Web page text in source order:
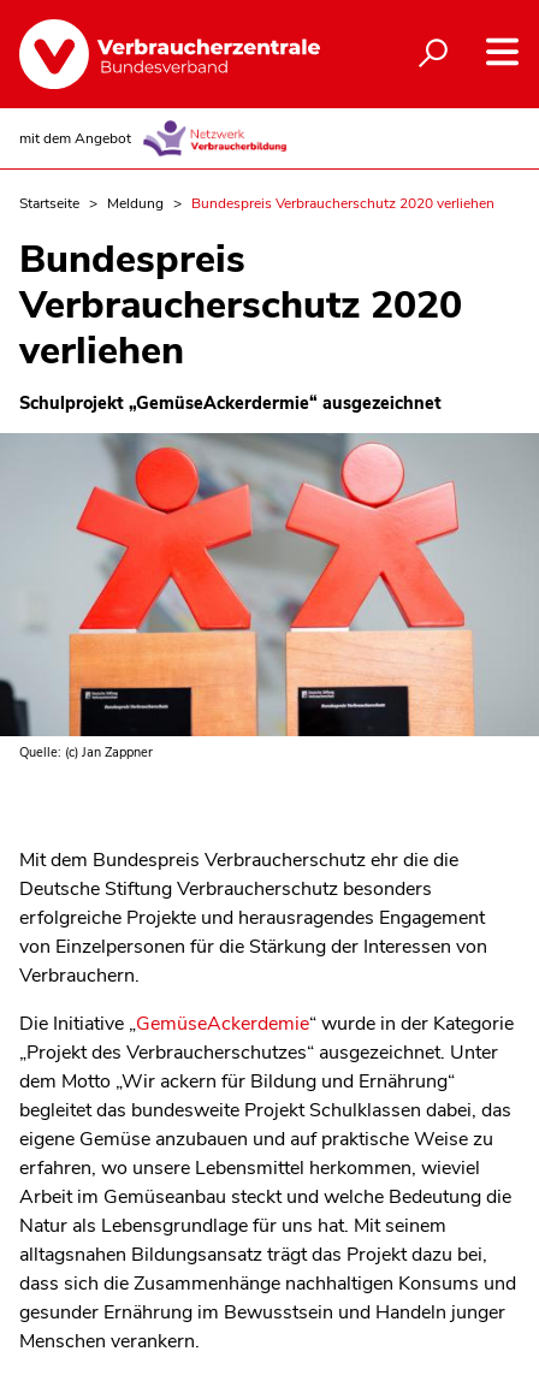
mit dem Angebot
Startseite Meldung Bundespreis Verbraucherschutz 2020 verliehen
Bundespreis
Verbraucherschutz 2020
verliehen
Schulprojekt „GemüseAckerdermie“ ausgezeichnet
Quelle: (c) Jan Zappner
Mit dem Bundespreis Verbraucherschutz ehr die die
Deutsche Stiftung Verbraucherschutz besonders
erfolgreiche Projekte und herausragendes Engagement
von Einzelpersonen für die Stärkung der Interessen von
Verbrauchern.
Die Initiative „GemüseAckerdemie“ wurde in der Kategorie
„Projekt des Verbraucherschutzes“ ausgezeichnet. Unter
dem Motto „Wir ackern für Bildung und Ernährung“
begleitet das bundesweite Projekt Schulklassen dabei, das
eigene Gemüse anzubauen und auf praktische Weise zu
erfahren, wo unsere Lebensmittel herkommen, wieviel
Arbeit im Gemüseanbau steckt und welche Bedeutung die
Natur als Lebensgrundlage für uns hat. Mit seinem
alltagsnahen Bildungsansatz trägt das Projekt dazu bei,
dass sich die Zusammenhänge nachhaltigen Konsums und
gesunder Ernährung im Bewusstsein und Handeln junger
Menschen verankern.